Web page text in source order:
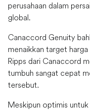
perusahaan dalam
global.
Canaccord Genuity
menaikkan target
Ripps dari Canaccord
tumbuh sangat cepat
tersebut.
Meskipun optimis